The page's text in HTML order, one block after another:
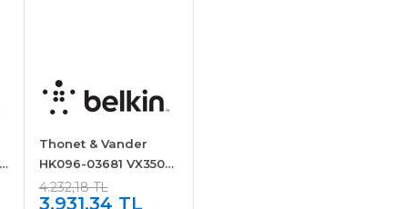
Thonet & Vander
HK096-03681 VX350
Yayıncı Mikrofon Seti
Siyah-Sarı
4.232,18 TL
3.931,34 TL